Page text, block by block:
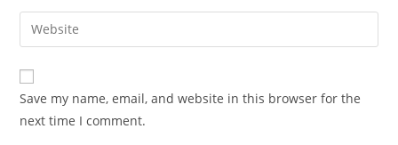
comment
email
address
comment
Enter
your
website
URL
(optional)
Save my name, email, and website in this browser for the
next time I comment.